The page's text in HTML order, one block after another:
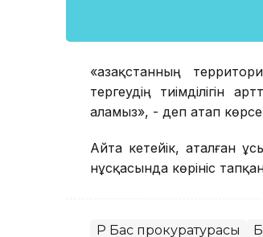
«Қазақстанның
тергеудің тиімділігін
аламыз», - деп атап
Айта кетейік, аталған
нұсқасында көрініс
ҚР Бас прокуратурасы